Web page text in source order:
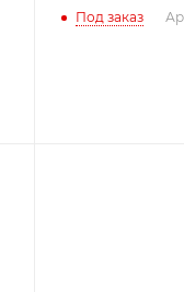
Под заказ